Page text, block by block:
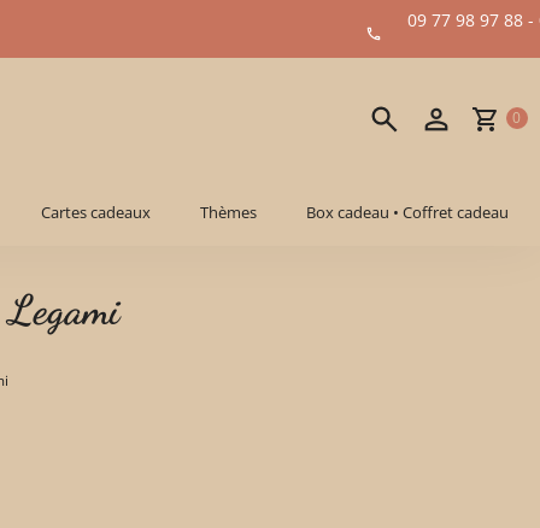
09 77 98 97 88 -
0
Cartes cadeaux Thèmes Box cadeau • Coffret cadeau